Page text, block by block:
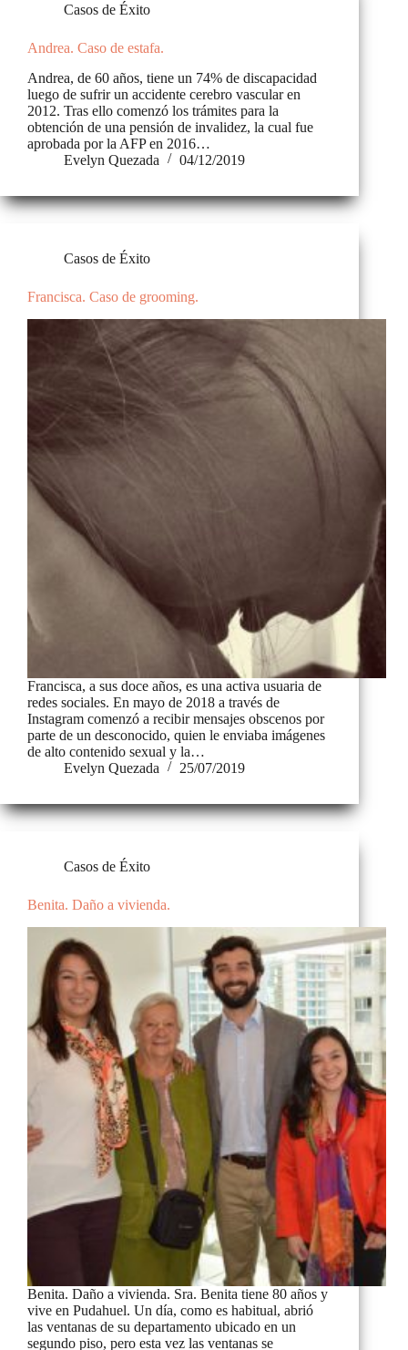
Casos de Éxito
Andrea. Caso de estafa.
Andrea, de 60 años, tiene un 74% de discapacidad
luego de sufrir un accidente cerebro vascular en
2012. Tras ello comenzó los trámites para la
obtención de una pensión de invalidez, la cual fue
aprobada por la AFP en 2016…
Evelyn Quezada
04/12/2019
Casos de Éxito
Francisca. Caso de grooming.
Francisca, a sus doce años, es una activa usuaria de
redes sociales. En mayo de 2018 a través de
Instagram comenzó a recibir mensajes obscenos por
parte de un desconocido, quien le enviaba imágenes
de alto contenido sexual y la…
Evelyn Quezada
25/07/2019
Casos de Éxito
Benita. Daño a vivienda.
Benita. Daño a vivienda. Sra. Benita tiene 80 años y
vive en Pudahuel. Un día, como es habitual, abrió
las ventanas de su departamento ubicado en un
segundo piso, pero esta vez las ventanas se